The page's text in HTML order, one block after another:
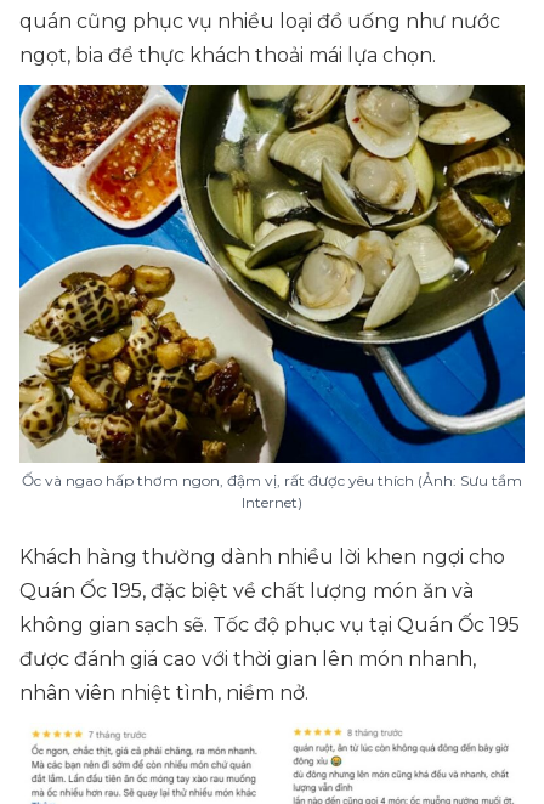
quán cũng phục vụ nhiều loại đồ uống như nước
ngọt, bia để thực khách thoải mái lựa chọn.
Ốc và ngao hấp thơm ngon, đậm vị, rất được yêu thích (Ảnh: Sưu tầm
Internet)
Khách hàng thường dành nhiều lời khen ngợi cho
Quán Ốc 195, đặc biệt về chất lượng món ăn và
không gian sạch sẽ. Tốc độ phục vụ tại Quán Ốc 195
được đánh giá cao với thời gian lên món nhanh,
nhân viên nhiệt tình, niềm nở.